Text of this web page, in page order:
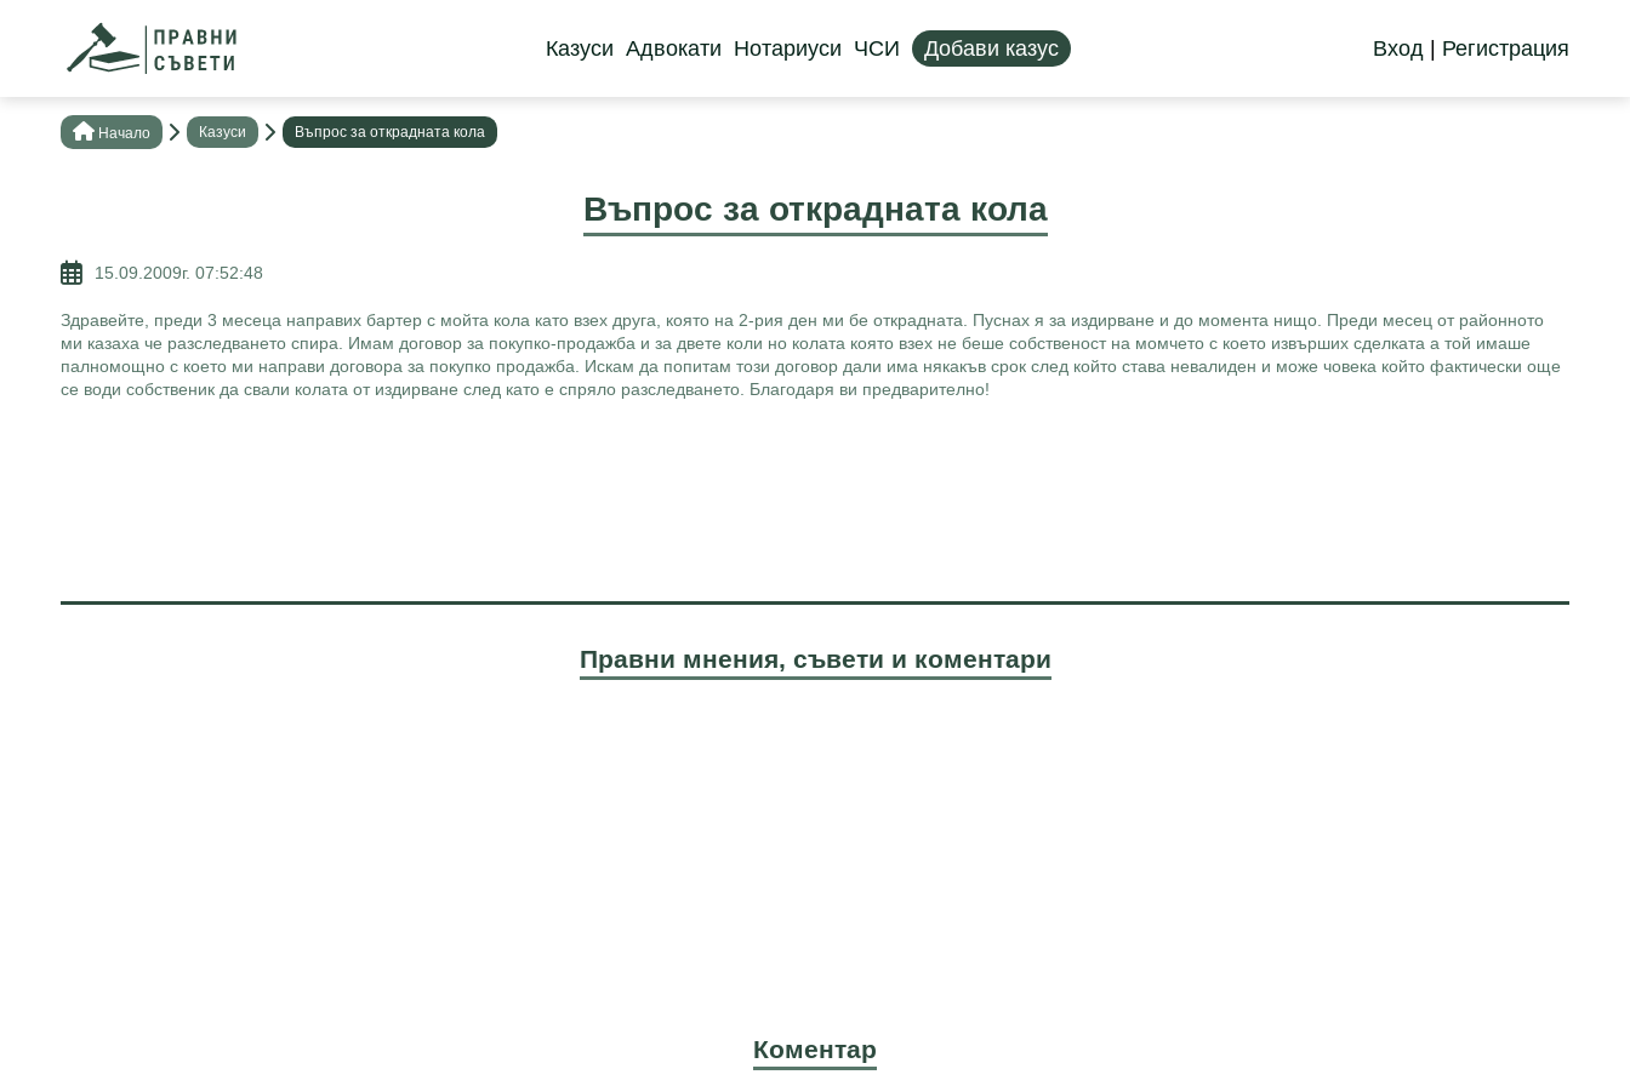
Казуси Адвокати Нотариуси ЧСИ Добави казус Вход | Регистрация
Нaчало Казуси Въпрос за открадната кола
Въпрос за открадната кола
15.09.2009г. 07:52:48
Здравейте, преди 3 месеца направих бартер с мойта кола като взех друга, която на 2-рия ден ми бе открадната. Пуснах я за издирване и до момента нищо. Преди месец от районното
ми казаха че разследването спира. Имам договор за покупко-продажба и за двете коли но колата която взех не беше собственост на момчето с което извърших сделката а той имаше
палномощно с което ми направи договора за покупко продажба. Искам да попитам този договор дали има някакъв срок след който става невалиден и може човека който фактически още
се води собственик да свали колата от издирване след като е спряло разследването. Благодаря ви предварително!
Правни мнения, съвети и коментари
Коментар